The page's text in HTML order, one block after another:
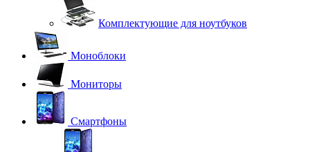
Комплектующие для ноутбуков
Моноблоки
Мониторы
Смартфоны